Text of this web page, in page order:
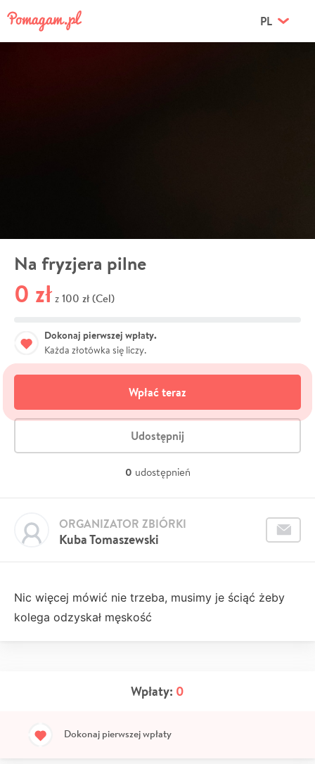
PL
Na fryzjera pilne
0 zł z 100 zł (Cel)
Dokonaj pierwszej wpłaty.
Każda złotówka się liczy.
Wpłać teraz
Udostępnij
0 udostępnień
Kuba Tomaszewski
ORGANIZATOR ZBIÓRKI
Nic więcej mówić nie trzeba, musimy je ściąć żeby
kolega odzyskał męskość
Wpłaty: 0
Dokonaj pierwszej wpłaty